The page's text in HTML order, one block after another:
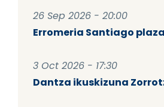
26 Sep 2026 - 20:00
Erromeria Santiago
3 Oct 2026 - 17:30
Dantza ikuskizuna